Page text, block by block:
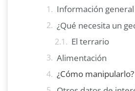
Información general
¿Qué necesita un
El terrario
Alimentación
¿Cómo manipularlo?